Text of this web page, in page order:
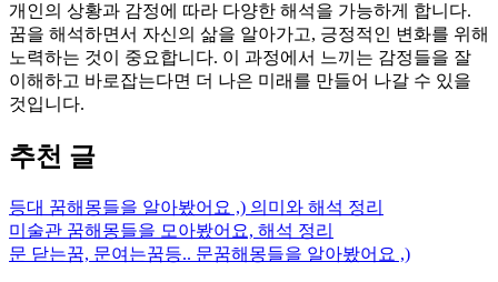
개인의 상황과 감정에 따라 다양한 해석을 가능하게 합니다.
꿈을 해석하면서 자신의 삶을 알아가고, 긍정적인 변화를 위해
노력하는 것이 중요합니다. 이 과정에서 느끼는 감정들을 잘
이해하고 바로잡는다면 더 나은 미래를 만들어 나갈 수 있을
것입니다.
추천 글
등대 꿈해몽들을 알아봤어요 ,) 의미와 해석 정리
미술관 꿈해몽들을 모아봤어요, 해석 정리
문 닫는꿈, 문여는꿈등.. 문꿈해몽들을 알아봤어요 ,)